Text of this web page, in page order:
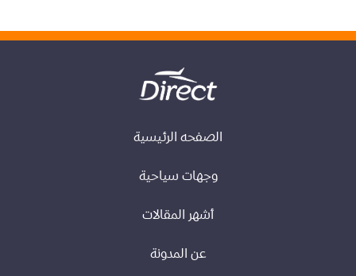
الصفحه الرئيسية
وجهات سياحية
أشهر المقالات
عن المدونة